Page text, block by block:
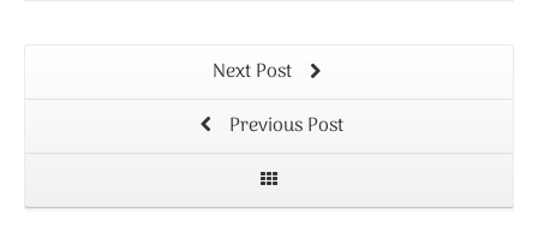
Next Post
Previous Post